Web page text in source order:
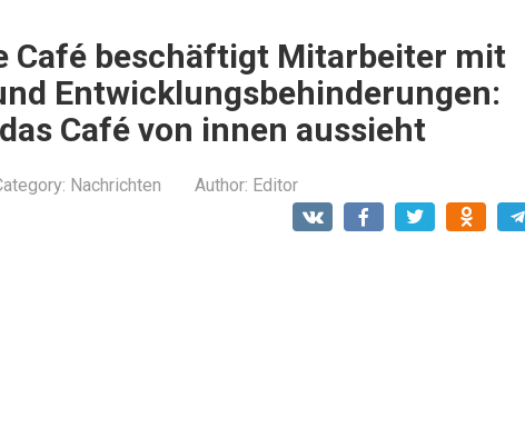
Café beschäftigt Mitarbeiter mit
Entwicklungsbehinderungen:
Café von innen aussieht
Nachrichten Author: Editor